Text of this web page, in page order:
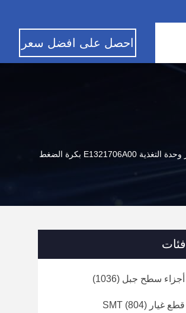
احصل على افضل سعر
فئات
أجزاء سطح جبل (1036)
قطع غيار SMT (804)